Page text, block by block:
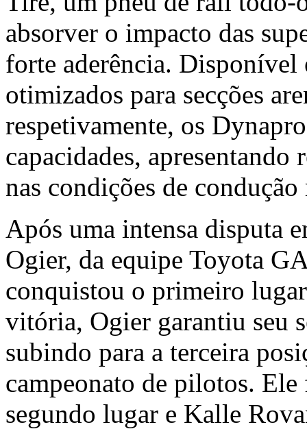
absorver o impacto das
forte aderência. Disponível
otimizados para secções
respetivamente, os
capacidades, apresentando
nas condições de
Após uma intensa disputa
Ogier, da equipe Toyota
conquistou o primeiro
vitória, Ogier garantiu seu
subindo para a terceira
campeonato de pilotos.
segundo lugar e Kalle